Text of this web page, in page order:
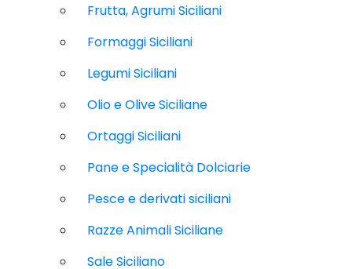
Frutta, Agrumi Siciliani
Formaggi Siciliani
Legumi Siciliani
Olio e Olive Siciliane
Ortaggi Siciliani
Pane e Specialità Dolciarie
Pesce e derivati siciliani
Razze Animali Siciliane
Sale Siciliano